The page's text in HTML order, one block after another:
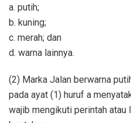
a. putih;
b. kuning;
c. merah; dan
d. warna lainnya.
(2) Marka Jalan berwarna
pada ayat (1) huruf a
wajib mengikuti perintah atau